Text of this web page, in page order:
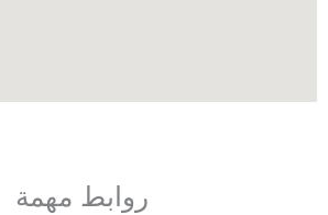
روابط مهمة